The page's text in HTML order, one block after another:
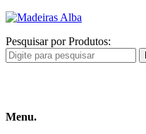
Pesquisar por Produtos:
Menu.